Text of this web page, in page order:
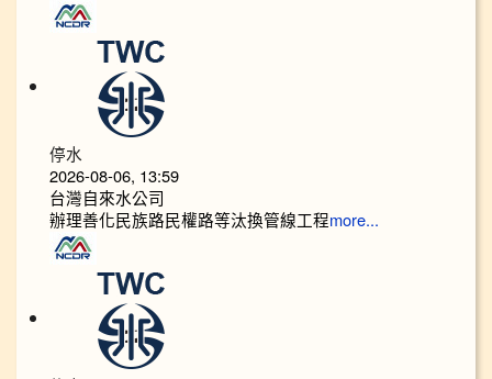
停水
2026-08-06, 13:59
台灣自來水公司
辦理善化民族路民權路等汰換管線工程more...